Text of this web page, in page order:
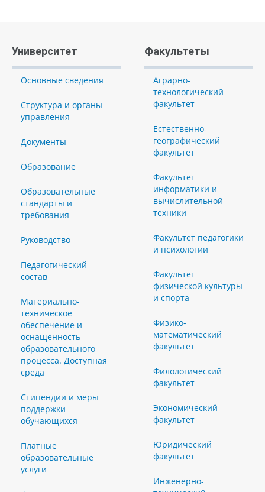
Университет
Основные сведения
Структура и органы
управления
Документы
Образование
Образовательные
стандарты и
требования
Руководство
Педагогический
состав
Материально-
техническое
обеспечение и
оснащенность
образовательного
процесса. Доступная
среда
Стипендии и меры
поддержки
обучающихся
Платные
образовательные
услуги
Факультеты
Аграрно-
технологический
факультет
Естественно-
географический
факультет
Факультет
информатики и
вычислительной
техники
Факультет педагогики
и психологии
Факультет
физической культуры
и спорта
Физико-
математический
факультет
Филологический
факультет
Экономический
факультет
Юридический
факультет
Инженерно-